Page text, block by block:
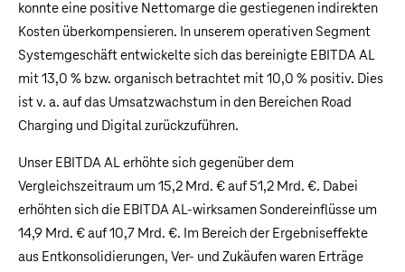
konnte eine positive Nettomarge die gestiegenen indirekten
Kosten überkompensieren. In unserem operativen Segment
Systemgeschäft entwickelte sich das bereinigte EBITDA AL
mit 13,0 % bzw. organisch betrachtet mit 10,0 % positiv. Dies
ist v. a. auf das Umsatzwachstum in den Bereichen Road
Charging und Digital zurückzuführen.
Unser EBITDA AL erhöhte sich gegenüber dem
Vergleichszeitraum um 15,2 Mrd. €auf51,2 Mrd. €. Dabei
erhöhten sich die EBITDA AL-wirksamen Sondereinflüsse um
14,9 Mrd. €auf10,7 Mrd. €. Im Bereich der Ergebniseffekte
aus Entkonsolidierungen, Ver- und Zukäufen waren Erträge